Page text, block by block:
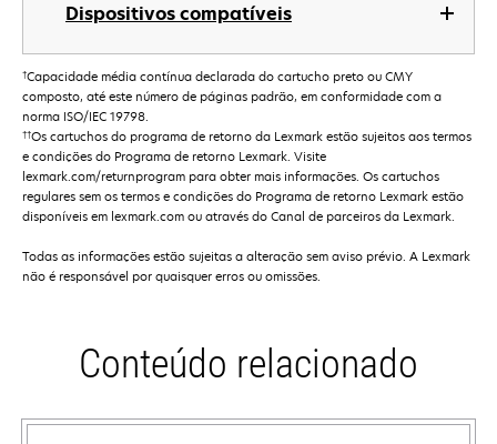
Dispositivos compatíveis
†Capacidade média contínua declarada do cartucho preto ou CMY
composto, até este número de páginas padrão, em conformidade com a
norma ISO/IEC 19798.
††Os cartuchos do programa de retorno da Lexmark estão sujeitos aos termos
e condições do Programa de retorno Lexmark. Visite
lexmark.com/returnprogram para obter mais informações. Os cartuchos
regulares sem os termos e condições do Programa de retorno Lexmark estão
disponíveis em lexmark.com ou através do Canal de parceiros da Lexmark.
Todas as informações estão sujeitas a alteração sem aviso prévio. A Lexmark
não é responsável por quaisquer erros ou omissões.
Conteúdo relacionado